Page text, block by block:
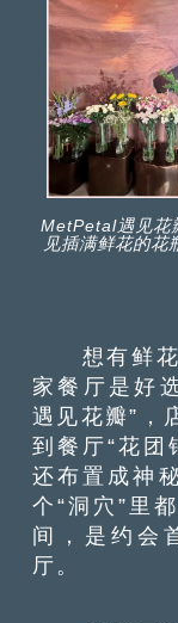
MetPetal遇见花
见插满鲜花的花
想有鲜花
家餐厅是好
遇见花瓣”，
到餐厅“花团
还布置成神
个“洞穴”里
间，是约会
厅。